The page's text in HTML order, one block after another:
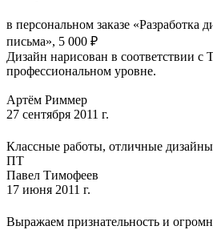
в персональном заказе «Разработка
письма», 5 000 ₽
Дизайн нарисован в соответствии с
профессиональном уровне.
Артём Риммер
27 сентября 2011 г.
Классные работы, отличные
ПТ
Павел Тимофеев
17 июня 2011 г.
Выражаем признательность и